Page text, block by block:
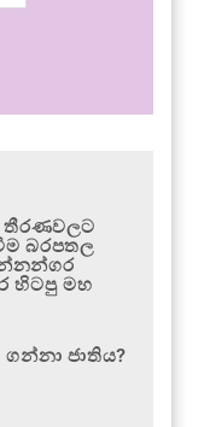
තීරණවලට
බරපතල
හිටපු මහ
ජාතිය?